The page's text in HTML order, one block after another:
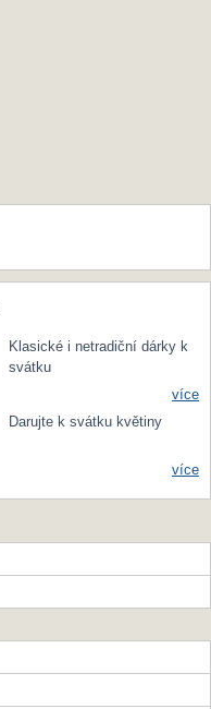
Klasické i netradiční dárky k
svátku
více
Darujte k svátku květiny
více